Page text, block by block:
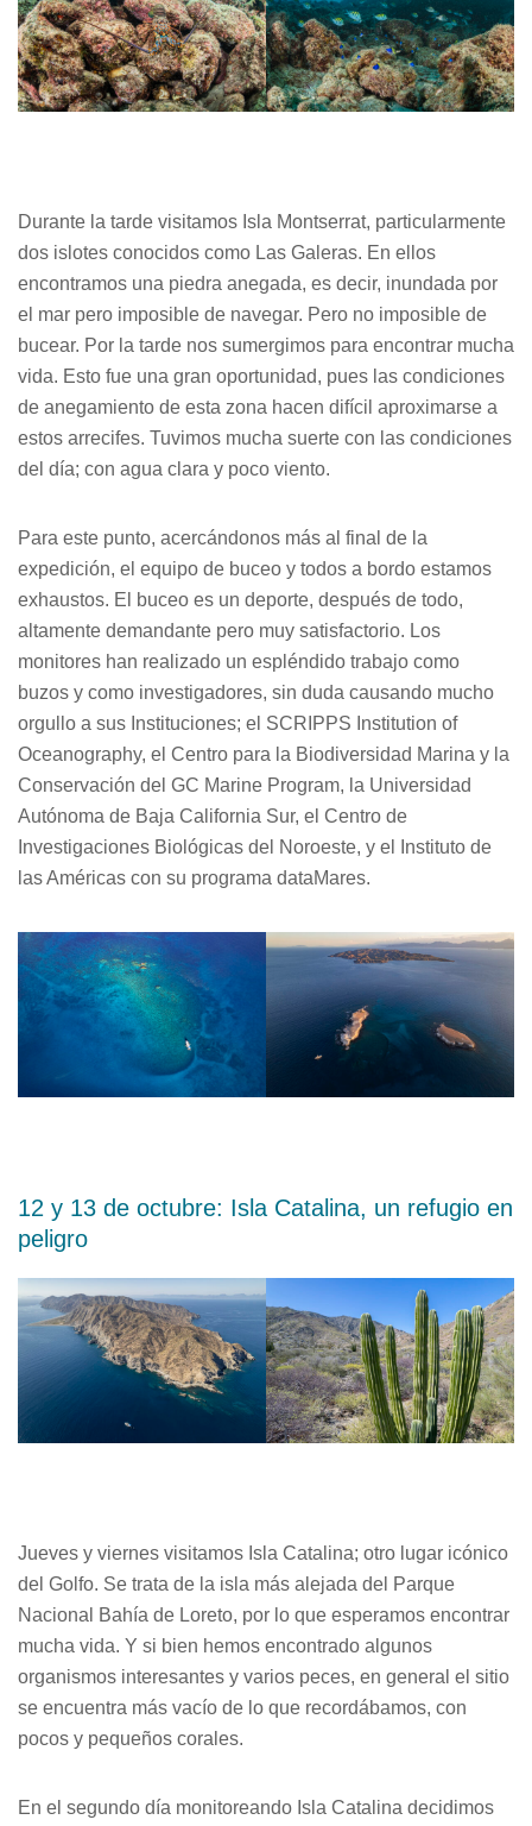
Durante la tarde visitamos Isla Montserrat, particularmente
dos islotes conocidos como Las Galeras. En ellos
encontramos una piedra anegada, es decir, inundada por
el mar pero imposible de navegar. Pero no imposible de
bucear. Por la tarde nos sumergimos para encontrar mucha
vida. Esto fue una gran oportunidad, pues las condiciones
de anegamiento de esta zona hacen difícil aproximarse a
estos arrecifes. Tuvimos mucha suerte con las condiciones
del día; con agua clara y poco viento.
Para este punto, acercándonos más al final de la
expedición, el equipo de buceo y todos a bordo estamos
exhaustos. El buceo es un deporte, después de todo,
altamente demandante pero muy satisfactorio. Los
monitores han realizado un espléndido trabajo como
buzos y como investigadores, sin duda causando mucho
orgullo a sus Instituciones; el SCRIPPS Institution of
Oceanography, el Centro para la Biodiversidad Marina y la
Conservación del GC Marine Program, la Universidad
Autónoma de Baja California Sur, el Centro de
Investigaciones Biológicas del Noroeste, y el Instituto de
las Américas con su programa dataMares.
12 y 13 de octubre: Isla Catalina, un refugio en
peligro
Jueves y viernes visitamos Isla Catalina; otro lugar icónico
del Golfo. Se trata de la isla más alejada del Parque
Nacional Bahía de Loreto, por lo que esperamos encontrar
mucha vida. Y si bien hemos encontrado algunos
organismos interesantes y varios peces, en general el sitio
se encuentra más vacío de lo que recordábamos, con
pocos y pequeños corales.
En el segundo día monitoreando Isla Catalina decidimos